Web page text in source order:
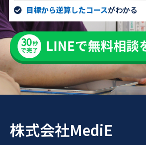
目標から逆算したコースがわかる
株式会社MediE